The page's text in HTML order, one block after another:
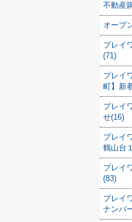
不動産
オープ
プレイ
(71)
プレイ
町】新
プレイ
せ(16)
プレイ
鶴山台
プレイ
(83)
プレイ
ナンバ